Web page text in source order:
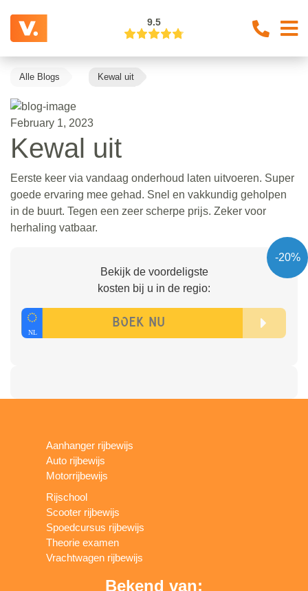
9.5
Alle Blogs Kewal uit
February 1, 2023
Kewal uit
Eerste keer via vandaag onderhoud laten uitvoeren. Super
goede ervaring mee gehad. Snel en vakkundig geholpen
in de buurt. Tegen een zeer scherpe prijs. Zeker voor
herhaling vatbaar.
-20%
Bekijk de voordeligste
kosten bij u in de regio:
Aanhanger rijbewijs
Auto rijbewijs
Motorrijbewijs
Rijschool
Scooter rijbewijs
Spoedcursus rijbewijs
Theorie examen
Vrachtwagen rijbewijs
Bekend van: